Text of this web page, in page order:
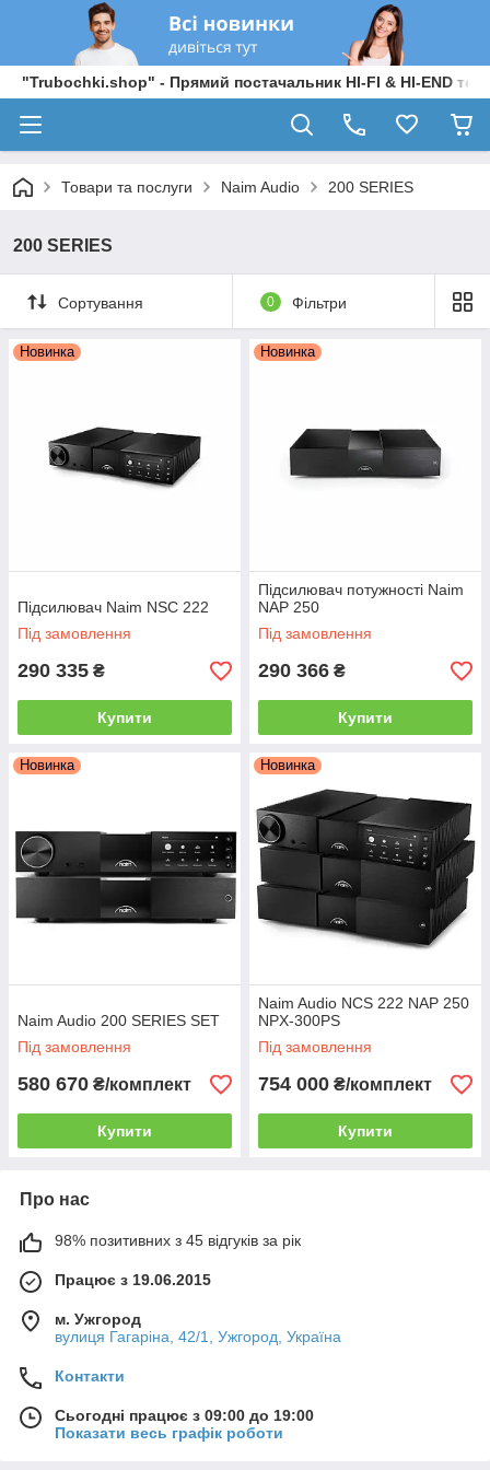
"Trubochki.shop" - Прямий постачальник HI-FI & HI-END
Товари та послуги Naim Audio 200 SERIES
200 SERIES
Сортування 0 Фільтри
Новинка
Підсилювач Naim NSC 222
Під замовлення
290 335 ₴
Купити
Новинка
Підсилювач потужності Naim
NAP 250
Під замовлення
290 366 ₴
Купити
Новинка
Naim Audio 200 SERIES SET
Під замовлення
580 670 ₴/комплект
Купити
Новинка
Naim Audio NCS 222 NAP 250
NPX-300PS
Під замовлення
754 000 ₴/комплект
Купити
Про нас
98% позитивних з 45 відгуків за рік
Працює з 19.06.2015
м. Ужгород
вулиця Гагаріна, 42/1, Ужгород, Україна
Контакти
Сьогодні працює з 09:00 до 19:00
Показати весь графік роботи